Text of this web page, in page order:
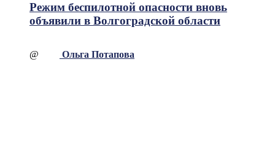
Режим беспилотной опасности вновь
объявили в Волгоградской области
@ Ольга Потапова